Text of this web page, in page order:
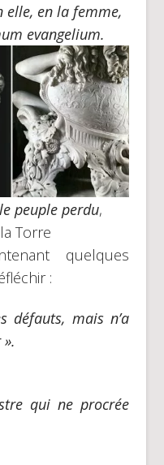
elle, en la femme,
evangelium.
peuple perdu,
Torre
quelques
:
défauts, mais n’a
qui ne procrée